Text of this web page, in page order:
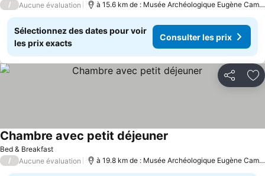
/ Aucune évaluation à 15.6 km de : Musée Archéologique Eugène
Sélectionnez des dates pour voir
les prix exacts
Consulter les prix
Partager
Bed & Breakfast
Chambre avec petit déjeuner
/ Aucune évaluation à 19.8 km de : Musée Archéologique Eugène